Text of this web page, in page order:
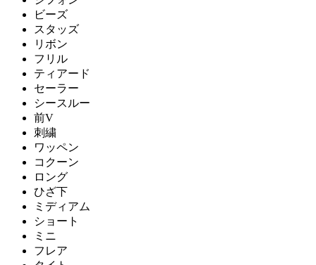
ビーズ
スタッズ
リボン
フリル
ティアード
セーラー
シースルー
前V
刺繍
ワッペン
コクーン
ロング
ひざ下
ミディアム
ショート
ミニ
フレア